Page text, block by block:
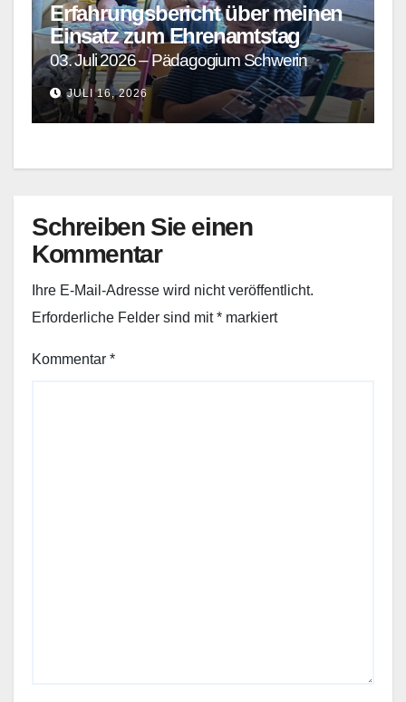
Erfahrungsbericht über meinen
Einsatz zum Ehrenamtstag
03. Juli 2026 – Pädagogium Schwerin
JULI 16, 2026
Schreiben Sie einen
Kommentar
Ihre E-Mail-Adresse wird nicht veröffentlicht.
Erforderliche Felder sind mit* markiert
Kommentar *